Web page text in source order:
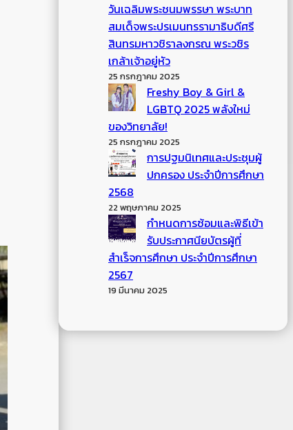
วันเฉลิมพระชนมพรรษา พระบาท
สมเด็จพระปรเมนทรรามาธิบดีศรี
สินทรมหาวชิราลงกรณ พระวชิร
เกล้าเจ้าอยู่หัว
25 กรกฎาคม 2025
Freshy Boy & Girl &
LGBTQ 2025 พลังใหม่
ของวิทยาลัย!
25 กรกฎาคม 2025
การปฐมนิเทศและประชุมผู้
ปกครอง ประจำปีการศึกษา
2568
22 พฤษภาคม 2025
กำหนดการซ้อมและพิธีเข้า
รับประกาศนียบัตรผู้ที่
สำเร็จการศึกษา ประจำปีการศึกษา
2567
19 มีนาคม 2025